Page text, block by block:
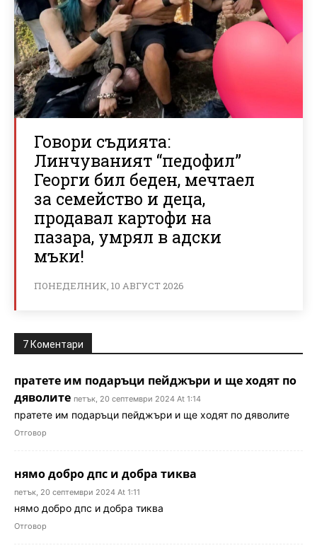
Говори съдията:
Линчуваният “педофил”
Георги бил беден, мечтаел
за семейство и деца,
продавал картофи на
пазара, умрял в адски
мъки!
ПОНЕДЕЛНИК, 10 АВГУСТ 2026
7 Коментари
пратете им подаръци пейджъри и ще ходят по
дяволите петък, 20 септември 2024 At 1:14
пратете им подаръци пейджъри и ще ходят по дяволите
Отговор
нямо добро дпс и добра тиква
петък, 20 септември 2024 At 1:11
нямо добро дпс и добра тиква
Отговор